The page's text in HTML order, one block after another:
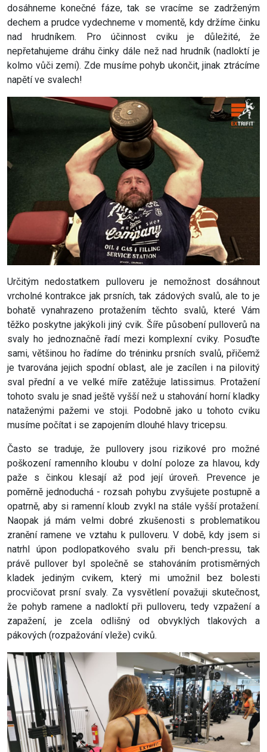
dosáhneme konečné fáze, tak se vracíme se zadrženým
dechem a prudce vydechneme v momentě, kdy držíme činku
nad hrudníkem. Pro účinnost cviku je důležité, že
nepřetahujeme dráhu činky dále než nad hrudník (nadloktí je
kolmo vůči zemi). Zde musíme pohyb ukončit, jinak ztrácíme
napětí ve svalech!
Určitým nedostatkem pulloveru je nemožnost dosáhnout
vrcholné kontrakce jak prsních, tak zádových svalů, ale to je
bohatě vynahrazeno protažením těchto svalů, které Vám
těžko poskytne jakýkoli jiný cvik. Šíře působení pulloverů na
svaly ho jednoznačně řadí mezi komplexní cviky. Posuďte
sami, většinou ho řadíme do tréninku prsních svalů, přičemž
je tvarována jejich spodní oblast, ale je zacílen i na pilovitý
sval přední a ve velké míře zatěžuje latissimus. Protažení
tohoto svalu je snad ještě vyšší než u stahování horní kladky
nataženými pažemi ve stoji. Podobně jako u tohoto cviku
musíme počítat i se zapojením dlouhé hlavy tricepsu.
Často se traduje, že pullovery jsou rizikové pro možné
poškození ramenního kloubu v dolní poloze za hlavou, kdy
paže s činkou klesají až pod její úroveň. Prevence je
poměrně jednoduchá - rozsah pohybu zvyšujete postupně a
opatrně, aby si ramenní kloub zvykl na stále vyšší protažení.
Naopak já mám velmi dobré zkušenosti s problematikou
zranění ramene ve vztahu k pulloveru. V době, kdy jsem si
natrhl úpon podlopatkového svalu při bench-pressu, tak
právě pullover byl společně se stahováním protisměrných
kladek jediným cvikem, který mi umožnil bez bolesti
procvičovat prsní svaly. Za vysvětlení považuji skutečnost,
že pohyb ramene a nadloktí při pulloveru, tedy vzpažení a
zapažení, je zcela odlišný od obvyklých tlakových a
pákových (rozpažování vleže) cviků.